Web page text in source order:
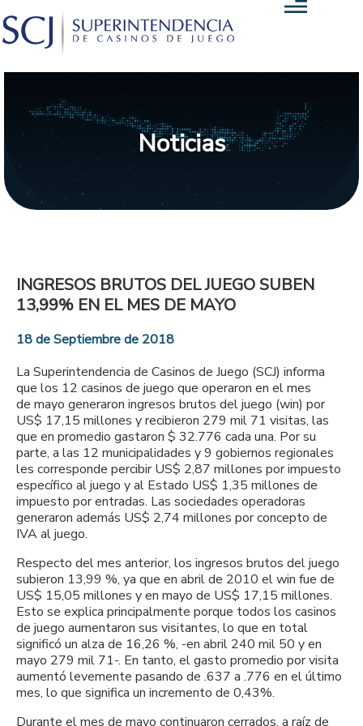
Noticias
INGRESOS BRUTOS DEL JUEGO SUBEN
13,99% EN EL MES DE MAYO
18 de Septiembre de 2018
La Superintendencia de Casinos de Juego (SCJ) informa
que los 12 casinos de juego que operaron en el mes
de mayo generaron ingresos brutos del juego (win) por
US$ 17,15 millones y recibieron 279 mil 71 visitas, las
que en promedio gastaron $ 32.776 cada una. Por su
parte, a las 12 municipalidades y 9 gobiernos regionales
les corresponde percibir US$ 2,87 millones por impuesto
específico al juego y al Estado US$ 1,35 millones de
impuesto por entradas. Las sociedades operadoras
generaron además US$ 2,74 millones por concepto de
IVA al juego.
Respecto del mes anterior, los ingresos brutos del juego
subieron 13,99 %, ya que en abril de 2010 el win fue de
US$ 15,05 millones y en mayo de US$ 17,15 millones.
Esto se explica principalmente porque todos los casinos
de juego aumentaron sus visitantes, lo que en total
significó un alza de 16,26 %, -en abril 240 mil 50 y en
mayo 279 mil 71-. En tanto, el gasto promedio por visita
aumentó levemente pasando de .637 a .776 en el último
mes, lo que significa un incremento de 0,43%.
Durante el mes de mayo continuaron cerrados, a raíz de